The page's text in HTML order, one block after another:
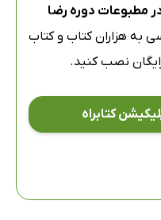
مطبوعات دوره رضا
به هزاران کتاب و کتاب
رایگان نصب کنید.
کتابراه